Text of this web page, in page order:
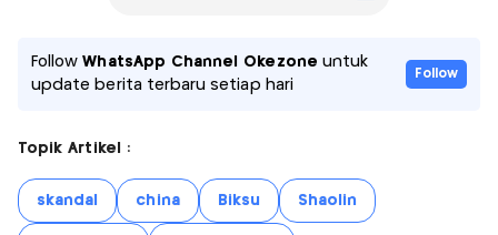
FollowWhatsApp Channel Okezone untuk
update berita terbaru setiap hari
Follow
Topik Artikel :
skandal china Biksu Shaolin